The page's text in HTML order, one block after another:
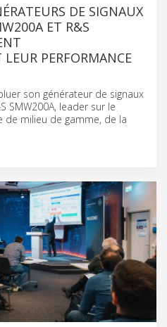
DE SIGNAUX
ET R&S
PERFORMANCE
son générateur de signaux
SMW200A, leader sur le
de milieu de gamme, de la